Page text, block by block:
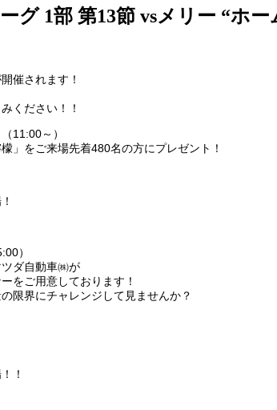
グ 1部 第13節 vsメリー “ホ
催されます！
ください！！
11:00～）
」をご来場先着480名の方にプレゼント！
）
ダ自動車㈱が
をご用意しております！
限界にチャレンジして見ませんか？
！